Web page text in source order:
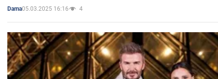
Dama05.03.2025 16:16 4